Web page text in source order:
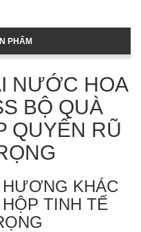
PHẨM
NƯỚC HOA
BỘ QUÀ
QUYẾN RŨ
KHÁC
TINH TẾ